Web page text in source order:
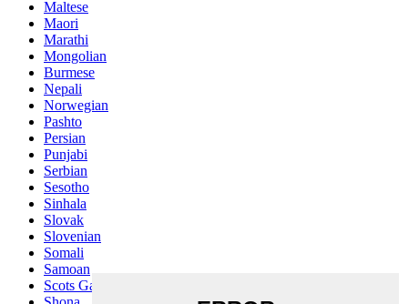
Maltese
Maori
Marathi
Mongolian
Burmese
Nepali
Norwegian
Pashto
Persian
Punjabi
Serbian
Sesotho
Sinhala
Slovak
Slovenian
Somali
Samoan
Scots Gaelic